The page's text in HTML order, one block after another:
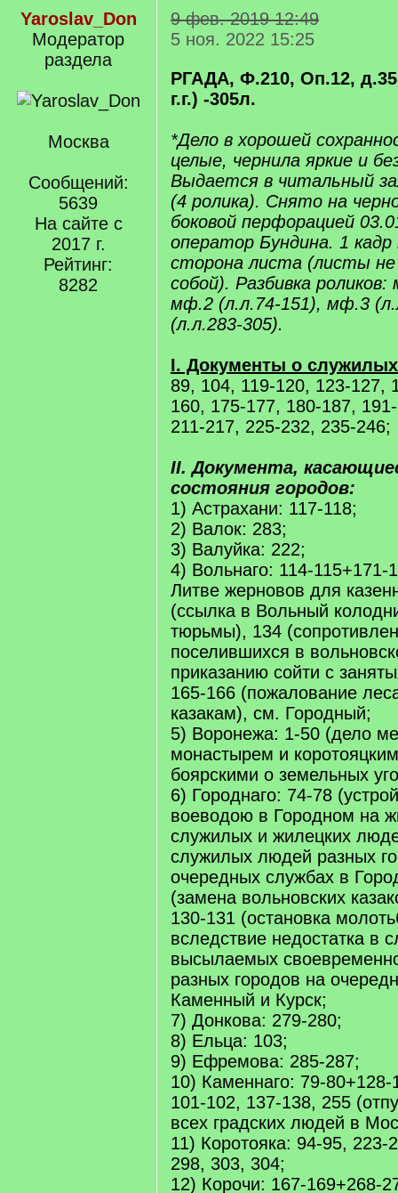
Yaroslav_Don
Модератор
раздела
Москва
Сообщений:
5639
На сайте с
2017 г.
Рейтинг:
8282
9 фев. 2019 12:49
5 ноя. 2022 15:25
РГАДА, Ф.210, Оп.12,
г.г.) -305л.
*Дело в хорошей
целые, чернила яркие и
Выдается в читальный
(4 ролика). Снято на
боковой перфорацией
оператор Бундина. 1 кадр
сторона листа (листы
собой). Разбивка
мф.2 (л.л.74-151), мф.3
(л.л.283-305).
I. Документы о
89, 104, 119-120, 123-127,
160, 175-177, 180-187,
211-217, 225-232, 235-246;
II. Документа,
состояния городов:
1) Астрахани: 117-118;
2) Валок: 283;
3) Валуйка: 222;
4) Вольнаго: 114-115+171-
Литве жерновов для
(ссылка в Вольный
тюрьмы), 134
поселившихся в
приказанию сойти с
165-166 (пожалование
казакам), см. Городный;
5) Воронежа: 1-50 (дело
монастырем и
боярскими о земельных
6) Городнаго: 74-78
воеводою в Городном на
служилых и жилецких
служилых людей разных
очередных службах в
(замена вольновских
130-131 (остановка
вследствие недостатка в
высылаемых
разных городов на
Каменный и Курск;
7) Донкова: 279-280;
8) Ельца: 103;
9) Ефремова: 285-287;
10) Каменнаго: 79-
101-102, 137-138, 255
всех градских людей в
11) Коротояка: 94-95, 223-
298, 303, 304;
12) Корочи: 167-169+268-